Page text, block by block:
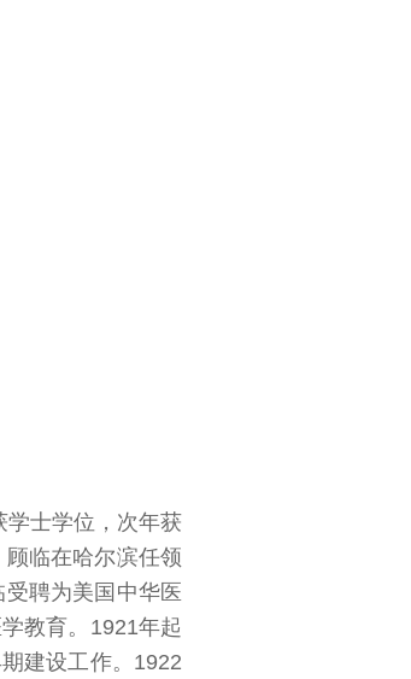
学士学位，次年获
临在哈尔滨任领
聘为美国中华医
教育。1921年起
建设工作。1922